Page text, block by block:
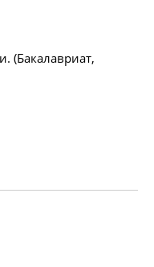
(Бакалавриат,